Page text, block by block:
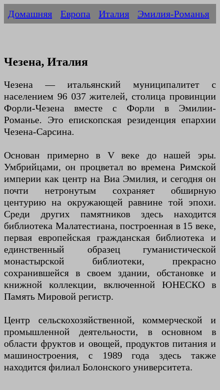
Домашняя Европа Италия Эмилия-Романья
Чезена, Италия
Чезена — итальянский муниципалитет с
населением 96 037 жителей, столица провинции
Форли-Чезена вместе с Форли в Эмилии-
Романье. Это епископская резиденция епархии
Чезена-Сарсина.
Основан примерно в V веке до нашей эры.
Умбрийцами, он процветал во времена Римской
империи как центр на Виа Эмилия, и сегодня он
почти нетронутым сохраняет обширную
центурию на окружающей равнине той эпохи.
Среди других памятников здесь находится
библиотека Малатестиана, построенная в 15 веке,
первая европейская гражданская библиотека и
единственный образец гуманистической
монастырской библиотеки, прекрасно
сохранившейся в своем здании, обстановке и
книжной коллекции, включенной ЮНЕСКО в
Память Мировой регистр.
Центр сельскохозяйственной, коммерческой и
промышленной деятельности, в основном в
области фруктов и овощей, продуктов питания и
машиностроения, с 1989 года здесь также
находится филиал Болонского университета.